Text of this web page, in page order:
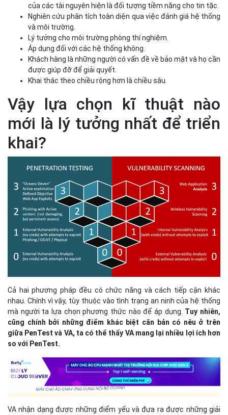
của các tài nguyên hiện là đối tượng tiềm năng cho tin tặc.
Nghiên cứu phân tích toàn diện qua việc đánh giá hệ thống
và môi trường.
Lý tưởng cho môi trường phòng thí nghiệm.
Áp dụng đối với các hệ thống không.
Khách hàng là những người có vấn đề về bảo mật và họ cần
được giúp đỡ để giải quyết.
Khai thác theo chiều rộng hơn là chiều sâu.
Vậy lựa chọn kĩ thuật nào
mới là lý tưởng nhất để triển
khai?
Cả hai phương pháp đều có chức năng và cách tiếp cận khác
nhau. Chính vì vậy, tùy thuộc vào tình trạng an ninh của hệ thống
mà người ta lựa chọn phương thức nào để áp dụng. Tuy nhiên,
cũng chính bởi những điểm khác biệt căn bản có nêu ở trên
giữa PenTest và VA, ta có thể thấy VA mang lại nhiều lợi ích hơn
so với PenTest.
VA nhận dạng được những điểm yếu và đưa ra được những giải